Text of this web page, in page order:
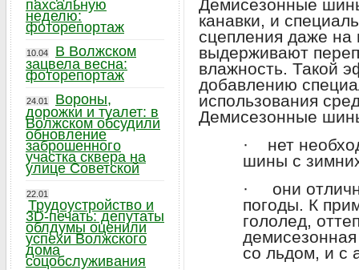
Демисезонные
канавки, и
сцепления даже на
выдерживают
влажность. Такой
добавлению
использования
Демисезонные
· нет
шины с
· они
погоды. К
гололед,
со льдом, и с
пахсальную
неделю:
фоторепортаж
10.04
В Волжском
зацвела весна:
фоторепортаж
24.01
Вороны,
дорожки и туалет: в
Волжском обсудили
обновление
заброшенного
участка сквера на
улице Советской
22.01
Трудоустройство и
3D-печать: депутаты
облдумы оценили
успехи Волжского
дома
соцобслуживания